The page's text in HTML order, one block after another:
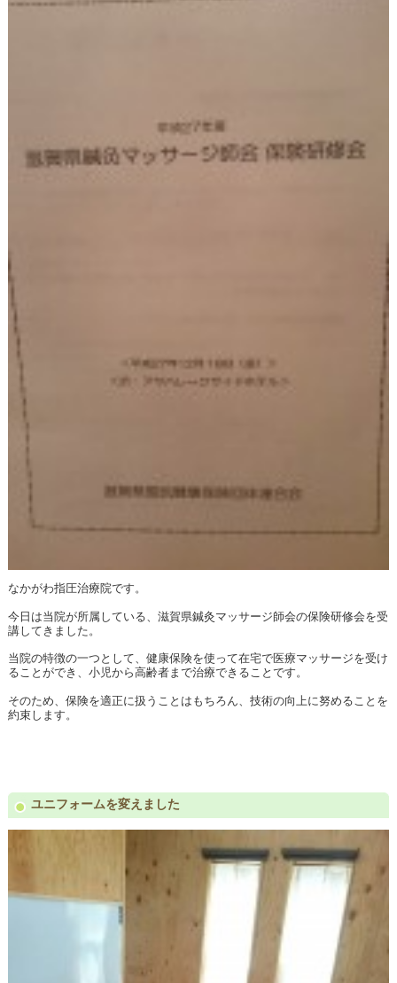
なかがわ指圧治療院です。
今日は当院が所属している、滋賀県鍼灸マッサージ師会の保険研修会を受
講してきました。
当院の特徴の一つとして、健康保険を使って在宅で医療マッサージを受け
ることができ、小児から高齢者まで治療できることです。
そのため、保険を適正に扱うことはもちろん、技術の向上に努めることを
約束します。
ユニフォームを変えました